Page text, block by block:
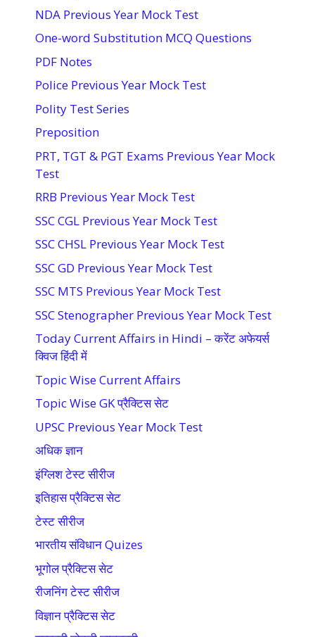
NDA Previous Year Mock Test
One-word Substitution MCQ Questions
PDF Notes
Police Previous Year Mock Test
Polity Test Series
Preposition
PRT, TGT & PGT Exams Previous Year Mock
Test
RRB Previous Year Mock Test
SSC CGL Previous Year Mock Test
SSC CHSL Previous Year Mock Test
SSC GD Previous Year Mock Test
SSC MTS Previous Year Mock Test
SSC Stenographer Previous Year Mock Test
Today Current Affairs in Hindi – करेंट अफेयर्स
क्विज हिंदी में
Topic Wise Current Affairs
Topic Wise GK प्रैक्टिस सेट
UPSC Previous Year Mock Test
अधिक ज्ञान
इंग्लिश टेस्ट सीरीज
इतिहास प्रैक्टिस सेट
टेस्ट सीरीज
भारतीय संविधान Quizes
भूगोल प्रैक्टिस सेट
रीजनिंग टेस्ट सीरीज
विज्ञान प्रैक्टिस सेट